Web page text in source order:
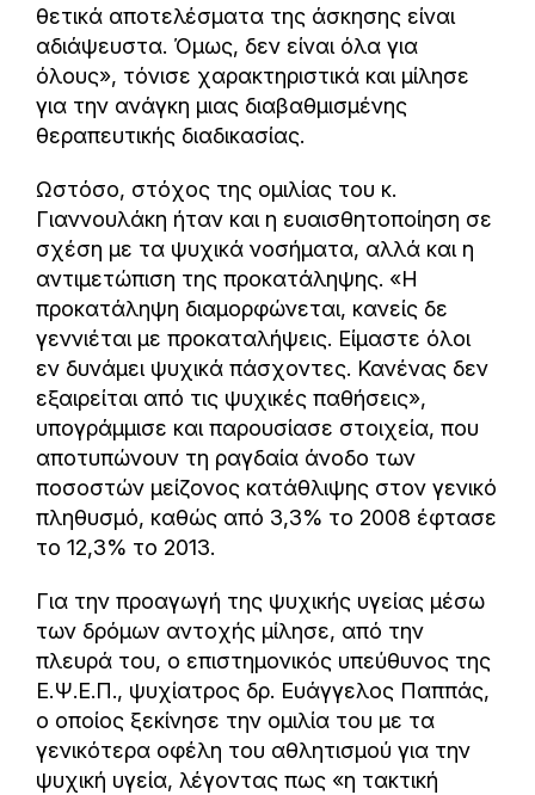
θετικά αποτελέσματα της άσκησης είναι
αδιάψευστα. Όμως, δεν είναι όλα για
όλους», τόνισε χαρακτηριστικά και μίλησε
για την ανάγκη μιας διαβαθμισμένης
θεραπευτικής διαδικασίας.
Ωστόσο, στόχος της ομιλίας του κ.
Γιαννουλάκη ήταν και η ευαισθητοποίηση σε
σχέση με τα ψυχικά νοσήματα, αλλά και η
αντιμετώπιση της προκατάληψης. «Η
προκατάληψη διαμορφώνεται, κανείς δε
γεννιέται με προκαταλήψεις. Είμαστε όλοι
εν δυνάμει ψυχικά πάσχοντες. Κανένας δεν
εξαιρείται από τις ψυχικές παθήσεις»,
υπογράμμισε και παρουσίασε στοιχεία, που
αποτυπώνουν τη ραγδαία άνοδο των
ποσοστών μείζονος κατάθλιψης στον γενικό
πληθυσμό, καθώς από 3,3% το 2008 έφτασε
το 12,3% το 2013.
Για την προαγωγή της ψυχικής υγείας μέσω
των δρόμων αντοχής μίλησε, από την
πλευρά του, ο επιστημονικός υπεύθυνος της
Ε.Ψ.Ε.Π., ψυχίατρος δρ. Ευάγγελος Παππάς,
ο οποίος ξεκίνησε την ομιλία του με τα
γενικότερα οφέλη του αθλητισμού για την
ψυχική υγεία, λέγοντας πως «η τακτική